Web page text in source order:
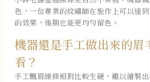
色，一位專業的紋繡師在施作上可以達
的效果，後期也能更均勻留色。
機器還是手工做出來的眉
看？
手工飄眉線條相對比較生硬，難以繪製出